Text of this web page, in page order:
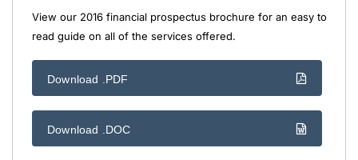
View our 2016 financial prospectus brochure for an easy to
read guide on all of the services offered.
Download .PDF
Download .DOC